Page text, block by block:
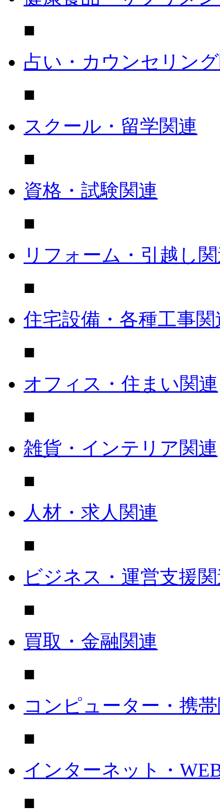
■
占い・カウンセリン
■
スクール・留学関連
■
資格・試験関連
■
リフォーム・引越し
■
住宅設備・各種工事関
■
オフィス・住まい関連
■
雑貨・インテリア関連
■
人材・求人関連
■
ビジネス・運営支援
■
買取・金融関連
■
コンピューター・携
■
インターネット・
■